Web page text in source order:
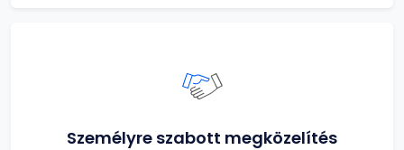
Személyre szabott megközelítés